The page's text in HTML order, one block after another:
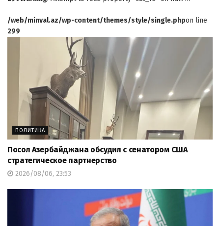
/web/minval.az/wp-content/themes/style/single.phpon line
299
ПОЛИТИКА
Посол Азербайджана обсудил с сенатором США
стратегическое партнерство
2026/08/06, 23:53